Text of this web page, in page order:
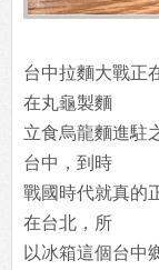
台中拉麵大戰正
在丸龜製麵
立食烏龍麵進駐
台中，到時
戰國時代就真的
在台北，所
以冰箱這個台中